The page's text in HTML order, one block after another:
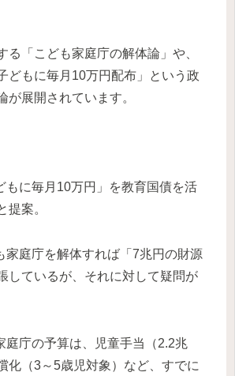
る「こども家庭庁の解体論」や、
どもに毎月10万円配布」という政
が展開されています。
もに毎月10万円」を教育国債を活
提案。
家庭庁を解体すれば「7兆円の財源
しているが、それに対して疑問が
庭庁の予算は、児童手当（2.2兆
化（3～5歳児対象）など、すでに